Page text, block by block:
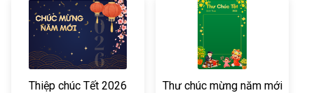
Thiệp chúc Tết 2026
Thư chúc mừng năm mới